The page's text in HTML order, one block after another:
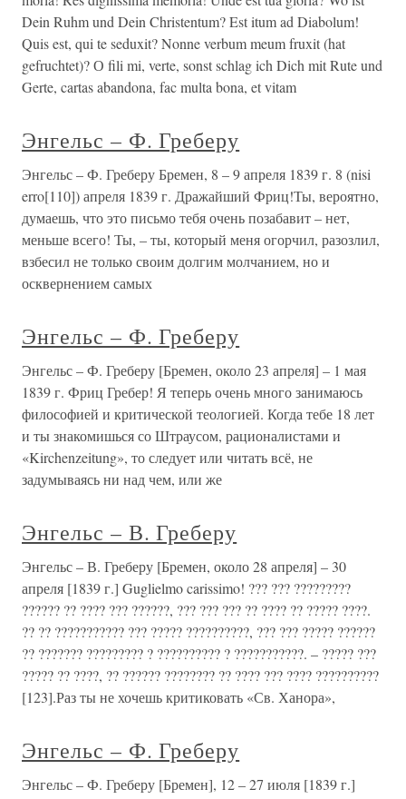
Dein Ruhm und Dein Christentum? Est itum ad Diabolum!
Quis est, qui te seduxit? Nonne verbum meum fruxit (hat
gefruchtet)? О fili mi, verte, sonst schlag ich Dich mit Rute und
Gerte, cartas abandona, fac multa bona, et vitam
Энгельс – Ф. Греберу
Энгельс – Ф. Греберу Бремен, 8 – 9 апреля 1839 г. 8 (nisi
erro[110]) апреля 1839 г. Дражайший Фриц!Ты, вероятно,
думаешь, что это письмо тебя очень позабавит – нет,
меньше всего! Ты, – ты, который меня огорчил, разозлил,
взбесил не только своим долгим молчанием, но и
осквернением самых
Энгельс – Ф. Греберу
Энгельс – Ф. Греберу [Бремен, около 23 апреля] – 1 мая
1839 г. Фриц Гребер! Я теперь очень много занимаюсь
философией и критической теологией. Когда тебе 18 лет
и ты знакомишься со Штраусом, рационалистами и
«Kirchenzeitung», то следует или читать всё, не
задумываясь ни над чем, или же
Энгельс – В. Греберу
Энгельс – В. Греберу [Бремен, около 28 апреля] – 30
апреля [1839 г.] Guglielmo carissimo! ??? ??? ?????????
?????? ?? ???? ??? ??????, ??? ??? ??? ?? ???? ?? ????? ????.
?? ?? ??????????? ??? ????? ??????????, ??? ??? ????? ??????
?? ??????? ????????? ? ?????????? ? ???????????. – ????? ???
????? ?? ????, ?? ?????? ???????? ?? ???? ??? ???? ??????????
[123].Раз ты не хочешь критиковать «Св. Ханора»,
Энгельс – Ф. Греберу
Энгельс – Ф. Греберу [Бремен], 12 – 27 июля [1839 г.]